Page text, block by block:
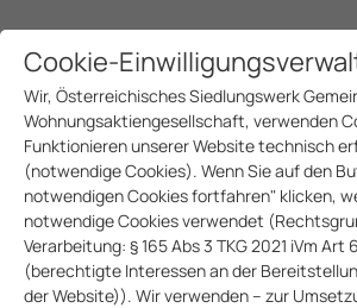
Cookie-
Wir, Österreichisches Siedlungswerk
Wohnungsaktiengesellschaft, verwenden
Funktionieren unserer Website technisch
(notwendige Cookies). Wenn Sie auf den
notwendigen Cookies fortfahren" klicken,
notwendige Cookies verwendet
Verarbeitung: § 165 Abs 3 TKG 2021 iVm Art
(berechtigte Interessen an der
der Website)). Wir verwenden – zur